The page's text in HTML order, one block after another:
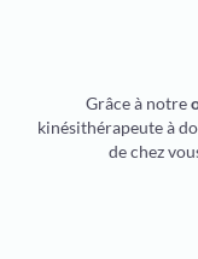
Grâce à notre
kinésithérapeute à
de chez